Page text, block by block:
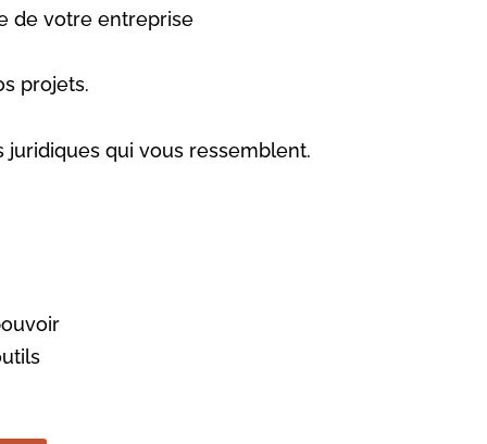
de votre entreprise
projets.
juridiques qui vous ressemblent.